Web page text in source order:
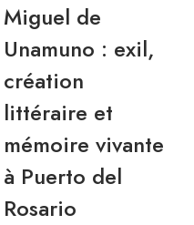
Miguel de
Unamuno : exil,
création
littéraire et
mémoire vivante
à Puerto del
Rosario